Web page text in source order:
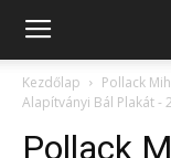
Kazincbarcikai
Pollack
Kezdőlap
Pollack
Alapítványi Bál Plakát -
Pollack